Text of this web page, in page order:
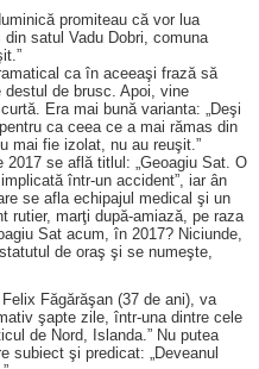
promiteau că vor lua
satul Vadu Dobri, comuna
ca în aceeaşi frază să
de brusc. Apoi, vine
Era mai bună varianta: „Deşi
ca ceea ce a mai rămas din
mai fie izolat, nu au reuşit.”
2017 se află titlul: „Geoagiu Sat. O
într-un accident”, iar ân
se afla echipajul medical şi un
rutier, marţi după-amiază, pe raza
Sat acum, în 2017? Niciunde,
de oraş şi se numeşte,
Făgărăşan (37 de ani), va
şapte zile, într-una dintre cele
de Nord, Islanda.” Nu putea
subiect şi predicat: „Deveanul